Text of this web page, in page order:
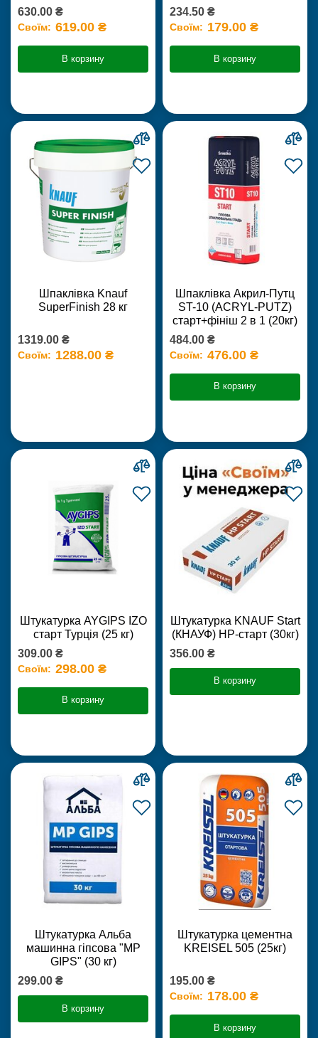
630.00 ₴
Своїм: 619.00 ₴
В корзину
234.50 ₴
Своїм: 179.00 ₴
В корзину
Шпаклівка Knauf
SuperFinish 28 кг
1319.00 ₴
Своїм: 1288.00 ₴
Шпаклівка Акрил-Путц
ST-10 (ACRYL-PUTZ)
старт+фініш 2 в 1 (20кг)
484.00 ₴
Своїм: 476.00 ₴
В корзину
Штукатурка AYGIPS IZO
старт Турція (25 кг)
309.00 ₴
Своїм: 298.00 ₴
В корзину
Штукатурка KNAUF Start
(КНАУФ) НР-старт (30кг)
356.00 ₴
В корзину
Штукатурка Альба
машинна гіпсова "MP
GIPS" (30 кг)
299.00 ₴
В корзину
Штукатурка цементна
KREISEL 505 (25кг)
195.00 ₴
Своїм: 178.00 ₴
В корзину